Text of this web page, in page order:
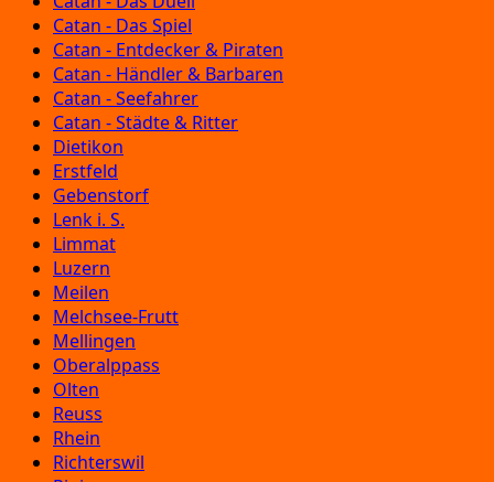
Catan - Das Spiel
Catan - Entdecker & Piraten
Catan - Händler & Barbaren
Catan - Seefahrer
Catan - Städte & Ritter
Dietikon
Erstfeld
Gebenstorf
Lenk i. S.
Limmat
Luzern
Meilen
Melchsee-Frutt
Mellingen
Oberalppass
Olten
Reuss
Rhein
Richterswil